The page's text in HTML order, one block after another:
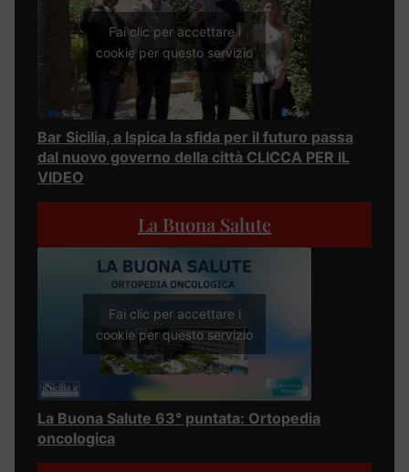
Fai clic per accettare i
cookie per questo servizio
Bar Sicilia, a Ispica la sfida per il futuro passa
dal nuovo governo della città CLICCA PER IL
VIDEO
La Buona Salute
Fai clic per accettare i
cookie per questo servizio
La Buona Salute 63° puntata: Ortopedia
oncologica